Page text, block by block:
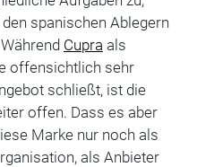
spanischen Ablegern
Cupra als
offensichtlich sehr
schließt, ist die
offen. Dass es aber
Marke nur noch als
als Anbieter